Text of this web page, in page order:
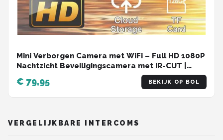
Mini Verborgen Camera met WiFi – Full HD 1080P
Nachtzicht Beveiligingscamera met IR-CUT |
Draadloze Spycam, Bewegingsdetectie, IP
Camera en Videorecorder voor Thuis en Kantoor
€ 79,95 BEKIJK OP BOL
VERGELIJKBARE INTERCOMS